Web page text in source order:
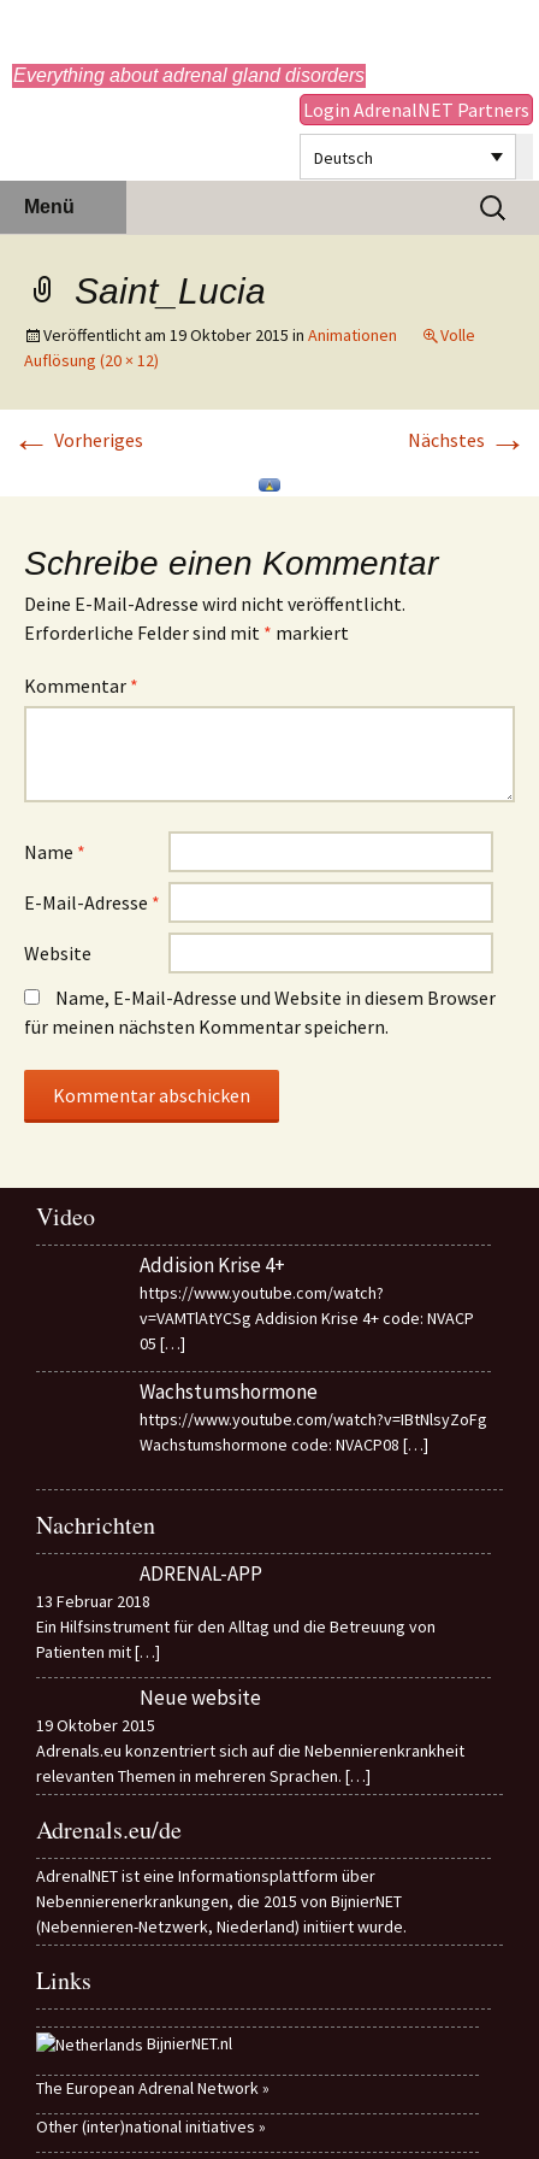
Everything about adrenal gland disorders
Login AdrenalNET Partners
Deutsch
Menü
Suchen
nach:
Saint_Lucia
Veröffentlicht am 19 Oktober 2015 in Animationen
Volle
Auflösung (20 × 12)
← Vorheriges Nächstes →
Schreibe einen Kommentar
Deine E-Mail-Adresse wird nicht veröffentlicht.
Erforderliche Felder sind mit * markiert
Kommentar *
Name *
E-Mail-Adresse *
Website
Name, E-Mail-Adresse und Website in diesem Browser
für meinen nächsten Kommentar speichern.
Video
Addision Krise 4+
https://www.youtube.com/watch?
v=VAMTlAtYCSg Addision Krise 4+ code: NVACP
05 […]
Wachstumshormone
https://www.youtube.com/watch?v=IBtNlsyZoFg
Wachstumshormone code: NVACP08 […]
Nachrichten
ADRENAL-APP
13 Februar 2018
Ein Hilfsinstrument für den Alltag und die Betreuung von
Patienten mit[…]
Neue website
19 Oktober 2015
Adrenals.eu konzentriert sich auf die Nebennierenkrankheit
relevanten Themen in mehreren Sprachen. […]
Adrenals.eu/de
AdrenalNET ist eine Informationsplattform über
Nebennierenerkrankungen, die 2015 von BijnierNET
(Nebennieren-Netzwerk, Niederland) initiiert wurde.
Links
BijnierNET.nl
The European Adrenal Network »
Other (inter)national initiatives »